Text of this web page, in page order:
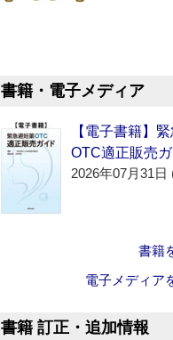
書籍・電子メディア
【電子書籍】
OTC適正販売
2026年07月31日
書籍
電子メディア
書籍 訂正・追加情報